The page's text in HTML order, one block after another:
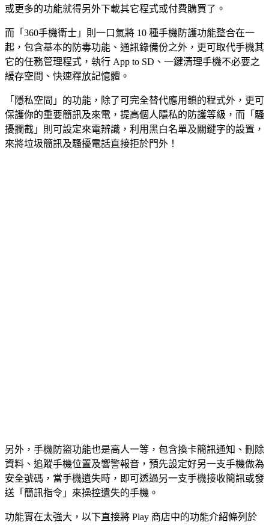
或更多的功能就得另外下載其它程式或付費購買了。
而「360手機衛士」則一口氣將 10 種手機防護功能整合在一
起，包含基本的防毒功能、通訊錄備份之外，更可取代手機其
它的任務管理程式，執行 App to SD、一鍵清理手機不必要之
緩存空間、快速釋放記憶體。
「隱私空間」的功能，除了可完全替代應用鎖的程式外，更可
保護你的重要簡訊及來電，提高個人隱私的防護等級，而「騷
擾攔截」則可設定來電辨識，利用黑白名單及關鍵字的設置，
來將垃圾簡訊及騷擾電話直接拒於門外！
另外，手機防盜功能也是高人一等，包含換卡簡訊通知、刪除
資料、追蹤手機位置及響警報音，預先設定好另一支手機做為
安全號碼，當手機遺失時，即可透過另一支手機接收簡訊或發
送「簡訊指令」來操控遺失的手機。
功能實在太強大，以下直接將 Play 商店中的功能介紹條列於